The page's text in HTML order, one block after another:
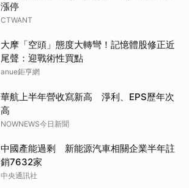
漲停
CTWANT
大摩「空頭」態度大轉彎！記憶體股修正近
尾聲：迎戰術性買點
anue鉅亨網
華航上半年營收寫新高 淨利、EPS歷年次
高
NOWNEWS今日新聞
中國產能過剩 新能源汽車相關企業半年註
銷7632家
中央通訊社